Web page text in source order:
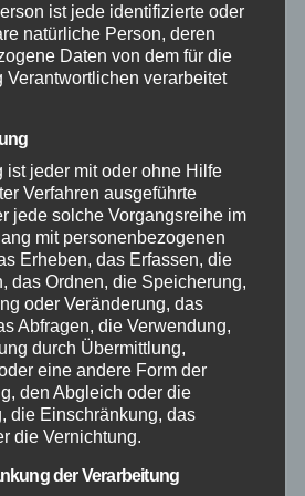
ist jede identifizierte oder
natürliche Person, deren
Daten von dem für die
Verantwortlichen verarbeitet
ist jeder mit oder ohne Hilfe
Verfahren ausgeführte
jede solche Vorgangsreihe im
mit personenbezogenen
Erheben, das Erfassen, die
das Ordnen, die Speicherung,
oder Veränderung, das
Abfragen, die Verwendung,
durch Übermittlung,
eine andere Form der
den Abgleich oder die
die Einschränkung, das
die Vernichtung.
der Verarbeitung